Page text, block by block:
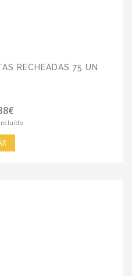
RECHEADAS 75 UN